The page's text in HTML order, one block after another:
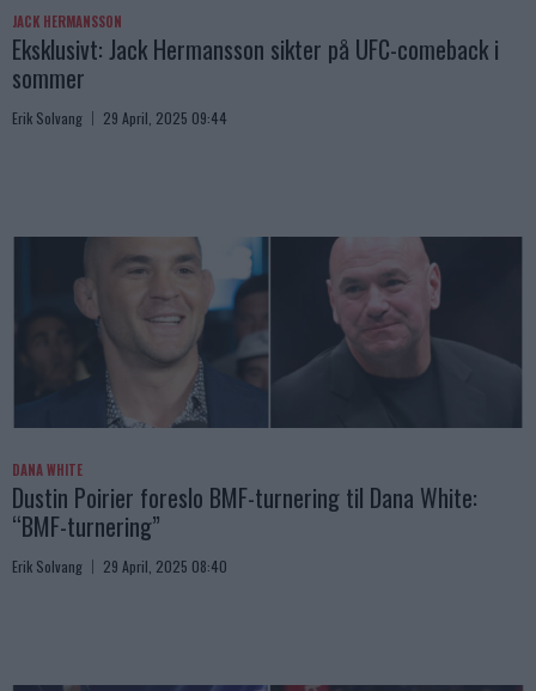
JACK HERMANSSON
Eksklusivt: Jack Hermansson sikter på UFC-comeback i
sommer
Erik Solvang 29 April, 2025 09:44
DANA WHITE
Dustin Poirier foreslo BMF-turnering til Dana White:
“BMF-turnering”
Erik Solvang 29 April, 2025 08:40